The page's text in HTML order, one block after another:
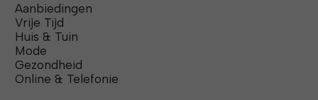
Aanbiedingen
Vrije Tijd
Huis & Tuin
Mode
Gezondheid
Online & Telefonie